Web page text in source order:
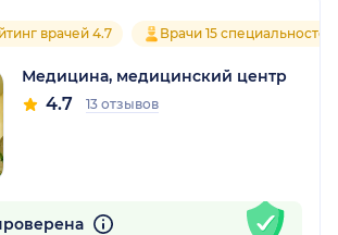
врачей 4.7 Врачи 15 специальностей
Медицина, медицинский центр
4.7 13 отзывов